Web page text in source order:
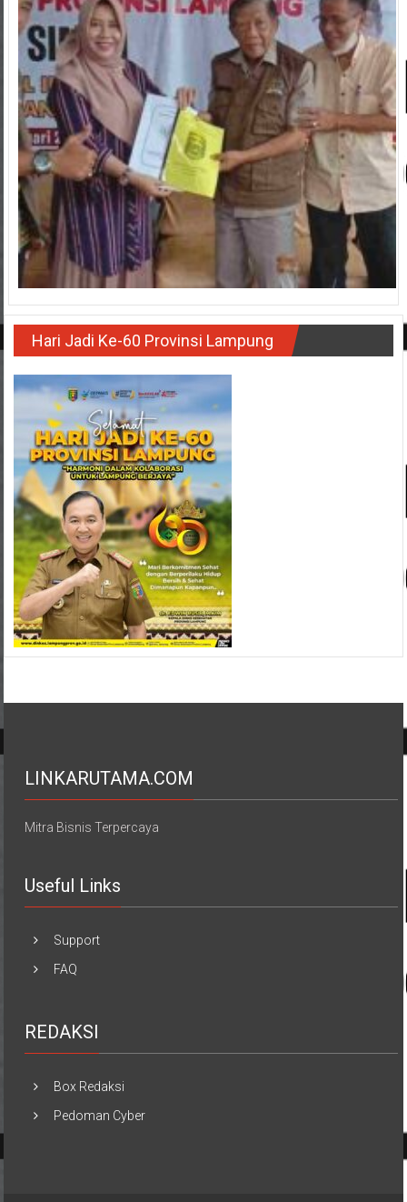
Hari Jadi Ke-60 Provinsi Lampung
LINKARUTAMA.COM
Mitra Bisnis Terpercaya
Useful Links
Support
FAQ
REDAKSI
Box Redaksi
Pedoman Cyber